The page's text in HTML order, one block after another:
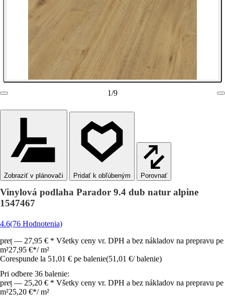
1/9
Zobraziť v plánovači Porovnať
Vinylová podlaha Parador 9.4 dub natur alpine
1547467
4.6(76 Hodnotenia)
preț — 27,95 € * Všetky ceny vr. DPH a bez nákladov na prepravu pe
m²27,95 €*/ m²
Corespunde la 51,01 € pe balenie(51,01 €/ balenie)
Pri odbere 36 balenie:
preț — 25,20 € * Všetky ceny vr. DPH a bez nákladov na prepravu pe
m²25,20 €*/ m²